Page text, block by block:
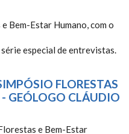
-
ESTAR
especial de entrevistas.
FLORESTAS
GEÓLOGO CLÁUDIO